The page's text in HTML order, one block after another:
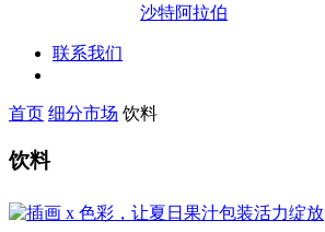
沙特阿拉伯
联系我们
首页 细分市场 饮料
饮料